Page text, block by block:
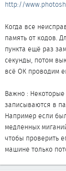
http://
Когда все
память от кодов.
пункта ещё раз
секунды, потом
всё ОК проводим
Важно :
записываются в
Например если
медленных
чтобы проверить
машине только